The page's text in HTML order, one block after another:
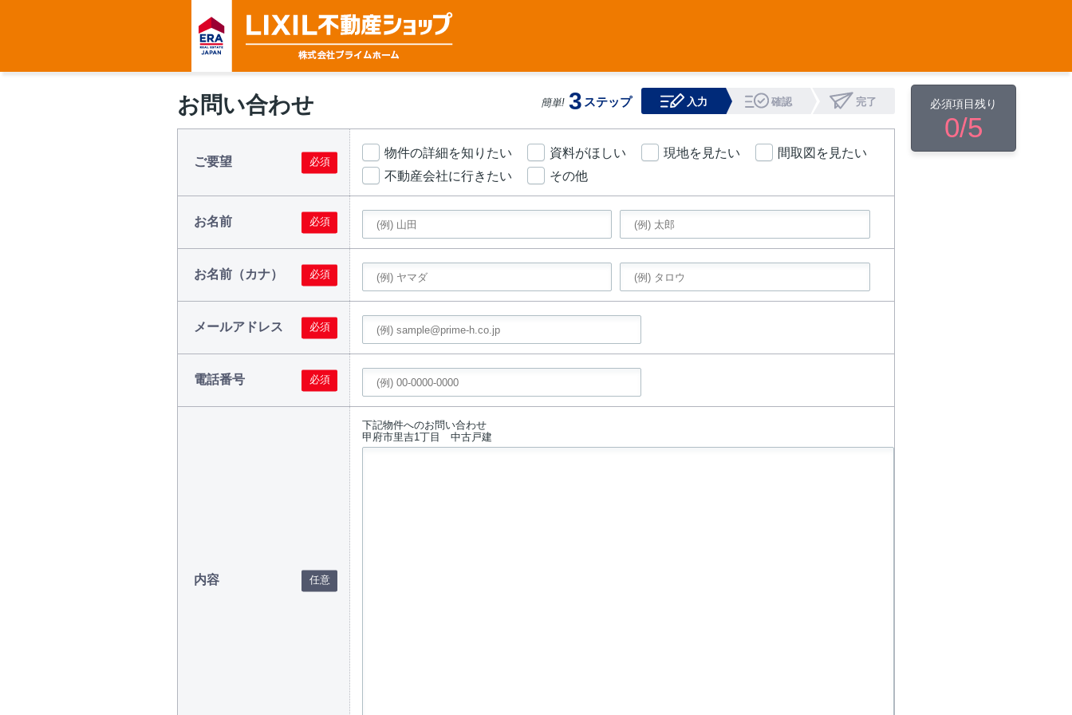
お問い合わせ 簡単! 3 ステップ 入力 確認 完了
ご要望
物件の詳細を知りたい 資料がほしい 現地を見たい
間取図を見たい
不動産会社に行きたい
その他
お名前
お名前（カナ）
メールアドレス
電話番号
内容
下記物件へのお問い合わせ
甲府市里吉1丁目 中古戸建
必須項目残り
0/5